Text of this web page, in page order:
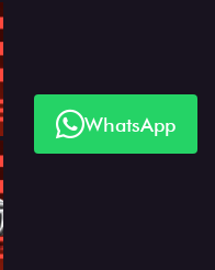
WhatsApp